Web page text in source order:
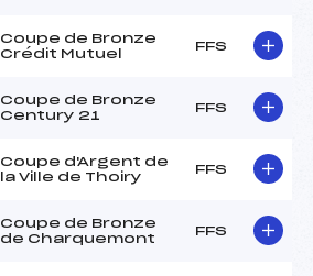
Coupe de Bronze
Crédit Mutuel
FFS
Coupe de Bronze
Century 21
FFS
Coupe d'Argent de
la Ville de Thoiry
FFS
Coupe de Bronze
de Charquemont
FFS